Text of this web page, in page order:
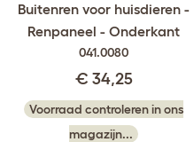
Buitenren voor huisdieren -
Renpaneel - Onderkant
041.0080
€ 34,25
Voorraad controleren in ons
magazijn...